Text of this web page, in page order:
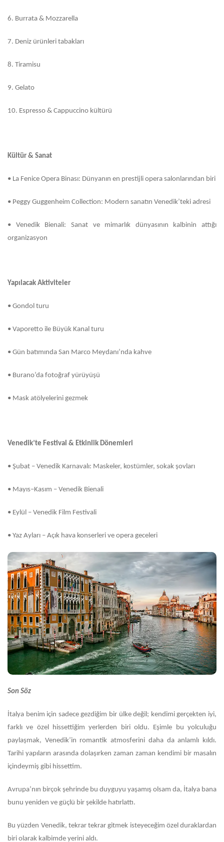
6. Burrata & Mozzarella
7. Deniz ürünleri tabakları
8. Tiramisu
9. Gelato
10. Espresso & Cappuccino kültürü
Kültür & Sanat
• La Fenice Opera Binası: Dünyanın en prestijli opera salonlarından biri
• Peggy Guggenheim Collection: Modern sanatın Venedik’teki adresi
•
Venedik Bienali: Sanat ve mimarlık dünyasının kalbinin attığı
organizasyon
Yapılacak Aktiviteler
• Gondol turu
• Vaporetto ile Büyük Kanal turu
• Gün batımında San Marco Meydanı’nda kahve
• Burano’da fotoğraf yürüyüşü
• Mask atölyelerini gezmek
Venedik’te Festival & Etkinlik Dönemleri
• Şubat – Venedik Karnavalı: Maskeler, kostümler, sokak şovları
• Mayıs–Kasım – Venedik Bienali
• Eylül – Venedik Film Festivali
• Yaz Ayları – Açık hava konserleri ve opera geceleri
Son Söz
İtalya benim için sadece gezdiğim bir ülke değil; kendimi gerçekten iyi,
farklı ve özel hissettiğim yerlerden biri oldu. Eşimle bu yolculuğu
paylaşmak, Venedik’in romantik atmosferini daha da anlamlı kıldı.
Tarihi yapıların arasında dolaşırken zaman zaman kendimi bir masalın
içindeymiş gibi hissettim.
Avrupa’nın birçok şehrinde bu duyguyu yaşamış olsam da, İtalya bana
bunu yeniden ve güçlü bir şekilde hatırlattı.
Bu yüzden Venedik, tekrar tekrar gitmek isteyeceğim özel duraklardan
biri olarak kalbimde yerini aldı.